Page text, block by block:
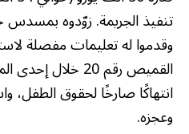
تنفيذ الجريمة. زوّدوه
وقدموا له تعليمات مفصلة
القميص رقم 20
انتهاكًا صارخًا لحقوق الطفل،
وعجزه.